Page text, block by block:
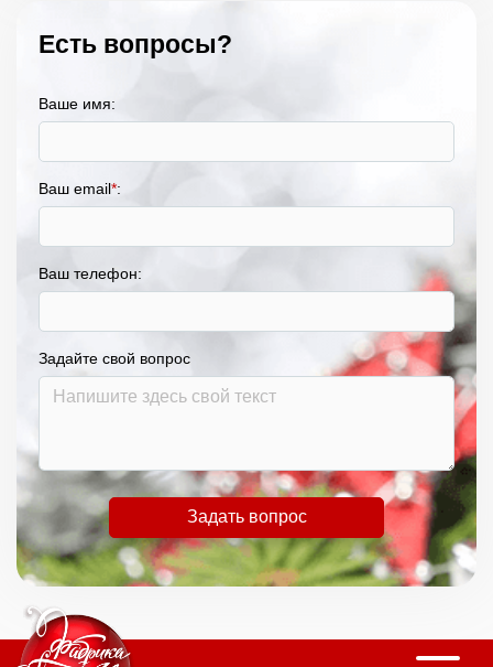
Есть вопросы?
Ваше имя:
Ваш email*:
Ваш телефон:
Задайте свой вопрос
Задать вопрос